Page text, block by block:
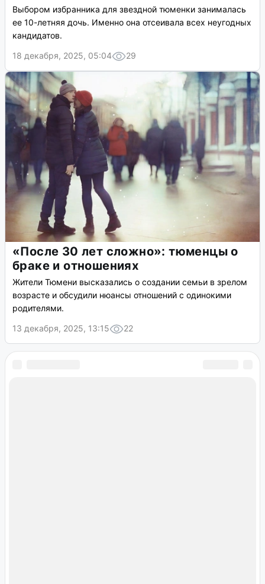
Выбором избранника для звездной тюменки занималась
ее 10-летняя дочь. Именно она отсеивала всех неугодных
кандидатов.
18 декабря, 2025, 05:04
29
«После 30 лет сложно»: тюменцы о
браке и отношениях
Жители Тюмени высказались о создании семьи в зрелом
возрасте и обсудили нюансы отношений с одинокими
родителями.
13 декабря, 2025, 13:15
22